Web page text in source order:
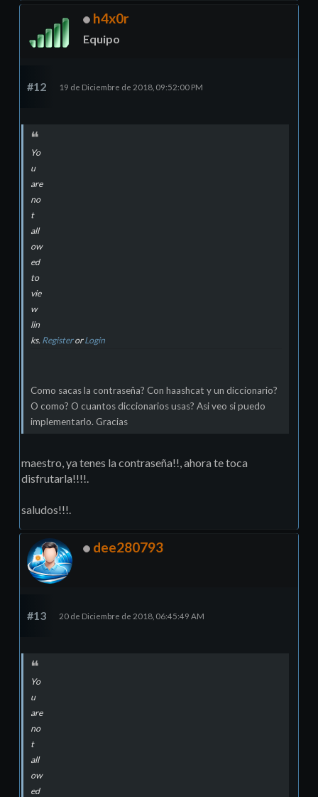
h4x0r
Equipo
#12 19 de Diciembre de 2018, 09:52:00 PM
Yo
u
are
no
t
all
ow
ed
to
vie
w
lin
ks. RegisterorLogin
Como sacas la contraseña? Con haashcat y un diccionario?
O como? O cuantos diccionarios usas? Asi veo si puedo
implementarlo. Gracias
maestro, ya tenes la contraseña!!, ahora te toca
disfrutarla!!!!.
saludos!!!.
dee280793
#13 20 de Diciembre de 2018, 06:45:49 AM
Yo
u
are
no
t
all
ow
ed